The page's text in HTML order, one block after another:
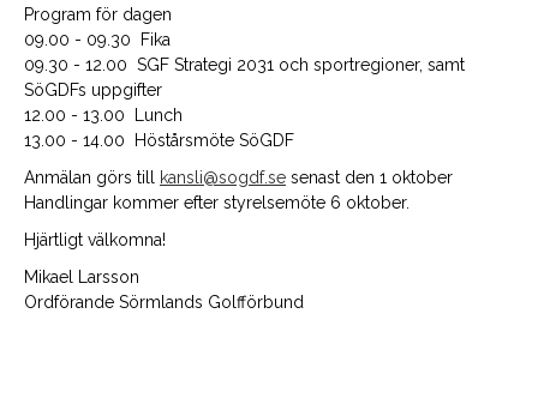
Program för dagen
09.00 - 09.30 Fika
09.30 - 12.00 SGF Strategi 2031 och sportregioner, samt
SöGDFs uppgifter
12.00 - 13.00 Lunch
13.00 - 14.00 Höstårsmöte SöGDF
Anmälan görs till
kansli@sogdf.se senast den 1 oktober
Handlingar kommer efter styrelsemöte 6 oktober.
Hjärtligt välkomna!
Mikael Larsson
Ordförande Sörmlands Golfförbund